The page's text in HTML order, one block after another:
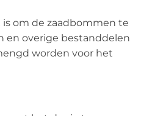
om de zaadbommen te
en overige bestanddelen
worden voor het